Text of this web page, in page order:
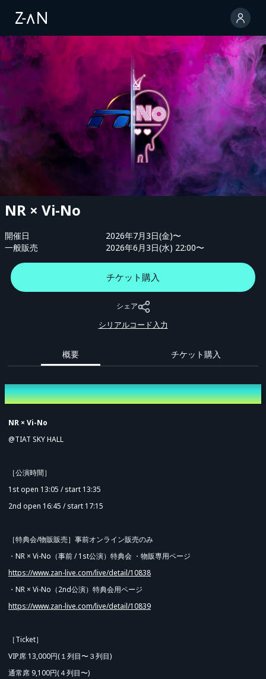
NR × Vi-No
開催日
2026年7月3日(金)〜
一般販売
2026年6月3日(水) 22:00〜
チケット購入
シェア
シリアルコード入力
概要 チケット購入
概要
NR × Vi-No
@TIAT SKY HALL
［公演時間］
1st open 13:05 / start 13:35
2nd open 16:45 / start 17:15
［特典会/物販販売］事前オンライン販売のみ
・NR × Vi-No（事前 / 1st公演）特典会 ・物販専用ページ
https://www.zan-live.com/live/detail/10838
・NR × Vi-No（2nd公演）特典会用ページ
https://www.zan-live.com/live/detail/10839
［Ticket］
VIP席 13,000円(１列目〜３列目)
通常席 9,100円(４列目〜)